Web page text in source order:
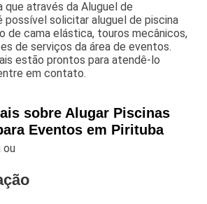
que através da Aluguel de
possível solicitar aluguel de piscina
de cama elástica, touros mecânicos,
de serviços da área de eventos.
estão prontos para atendê-lo
em contato.
sobre Alugar Piscinas
Eventos em Pirituba
ou